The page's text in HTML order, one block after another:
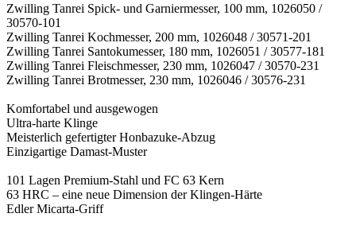
Zwilling Tanrei Spick- und Garniermesser, 100 mm, 1026050 /
30570-101
Zwilling Tanrei Kochmesser, 200 mm, 1026048 / 30571-201
Zwilling Tanrei Santokumesser, 180 mm, 1026051 / 30577-181
Zwilling Tanrei Fleischmesser, 230 mm, 1026047 / 30570-231
Zwilling Tanrei Brotmesser, 230 mm, 1026046 / 30576-231
Komfortabel und ausgewogen
Ultra-harte Klinge
Meisterlich gefertigter Honbazuke-Abzug
Einzigartige Damast-Muster
101 Lagen Premium-Stahl und FC 63 Kern
63 HRC – eine neue Dimension der Klingen-Härte
Edler Micarta-Griff